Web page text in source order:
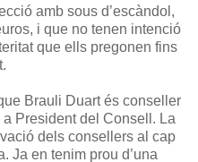
amb sous d’escàndol,
i que no tenen intenció
que ells pregonen fins
Brauli Duart és conseller
President del Consell. La
dels consellers al cap
Ja en tenim prou d’una